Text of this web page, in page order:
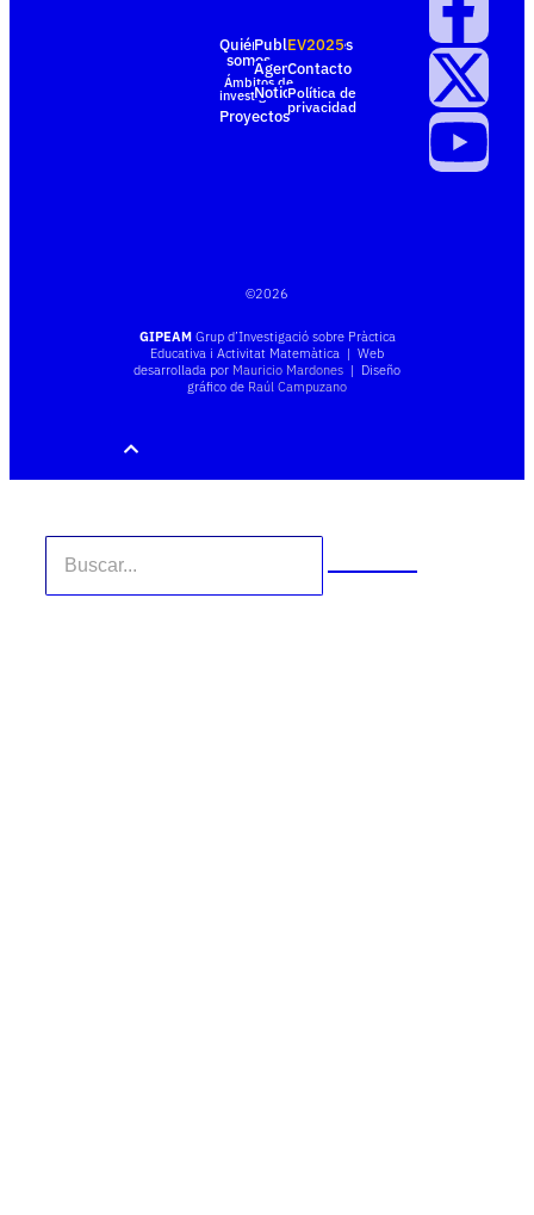
Quiénes
somos
Ámbitos de
investigación
Proyectos
Publicaciones
Agenda
Noticias
EV2025
Contacto
Política de
privacidad
©2026
GIPEAMGrup d’Investigació sobre Pràctica
Educativa i Activitat Matemàtica | Web
desarrollada por Mauricio Mardones | Diseño
gráfico de Raúl Campuzano